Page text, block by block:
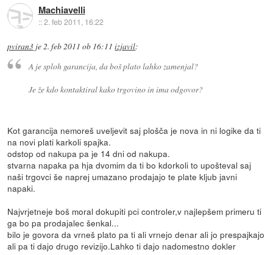
Machiavelli
::2. feb 2011, 16:22
pviran3 je2. feb 2011 ob 16:11 izjavil:
A je sploh garancija, da boš plato lahko zamenjal?
Je že kdo kontaktiral kako trgovino in ima odgovor?
Kot garancija nemoreš uveljevit saj plošča je nova in ni logike da ti
na novi plati karkoli spajka.
odstop od nakupa pa je 14 dni od nakupa.
stvarna napaka pa hja dvomim da ti bo kdorkoli to upošteval saj
naši trgovci še naprej umazano prodajajo te plate kljub javni
napaki.
Najvrjetneje boš moral dokupiti pci controler,v najlepšem primeru ti
ga bo pa prodajalec šenkal...
bilo je govora da vrneš plato pa ti ali vrnejo denar ali jo prespajkajo
ali pa ti dajo drugo revizijo.Lahko ti dajo nadomestno dokler